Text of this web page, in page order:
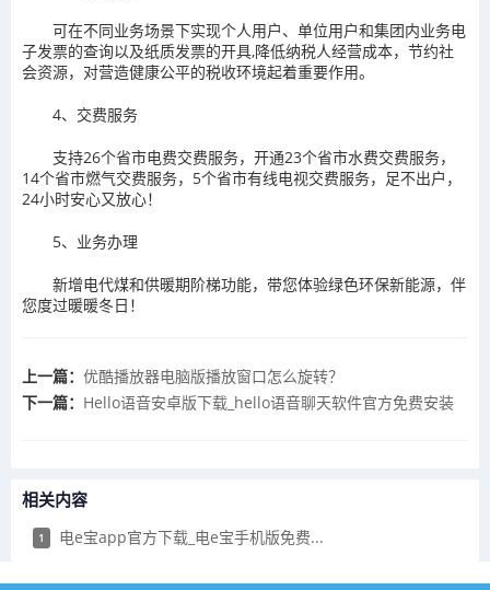
可在不同业务场景下实现个人用户、单位用户和集团内业务电
子发票的查询以及纸质发票的开具,降低纳税人经营成本，节约社
会资源，对营造健康公平的税收环境起着重要作用。
4、交费服务
支持26个省市电费交费服务，开通23个省市水费交费服务，
14个省市燃气交费服务，5个省市有线电视交费服务，足不出户，
24小时安心又放心！
5、业务办理
新增电代煤和供暖期阶梯功能，带您体验绿色环保新能源，伴
您度过暖暖冬日！
上一篇： ​优酷播放器电脑版播放窗口怎么旋转？
下一篇： ​Hello语音安卓版下载_hello语音聊天软件官方免费安装
相关内容
1 ​电e宝app官方下载_电e宝手机版免费...